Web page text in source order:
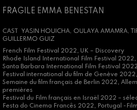
FRAGILE EMMA BENESTAN
CAST
YASIN HOUICHA, OULAYA AMAMRA,
GUILLERMO GUIZ
French Film Festival 2022, UK – Discovery
Rhode Island International Film Festival 2022,
Santa Barbara International Film Festival
Festival international du film de Genève 2022,
Semaine du film français de Berlin 2022,
premières
Festival du Film français en Israël 2022 –
Festa do Cinema Francês 2022, Portugal -